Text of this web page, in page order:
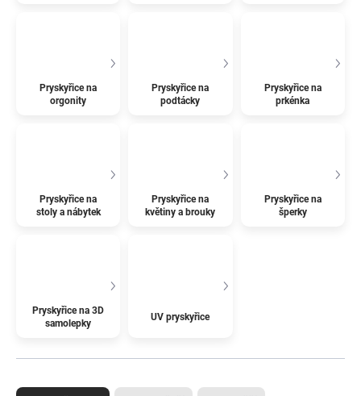
Pryskyřice na
orgonity
Pryskyřice na
podtácky
Pryskyřice na
prkénka
Pryskyřice na
stoly a nábytek
Pryskyřice na
květiny a brouky
Pryskyřice na
šperky
Pryskyřice na 3D
samolepky
UV pryskyřice
Ř